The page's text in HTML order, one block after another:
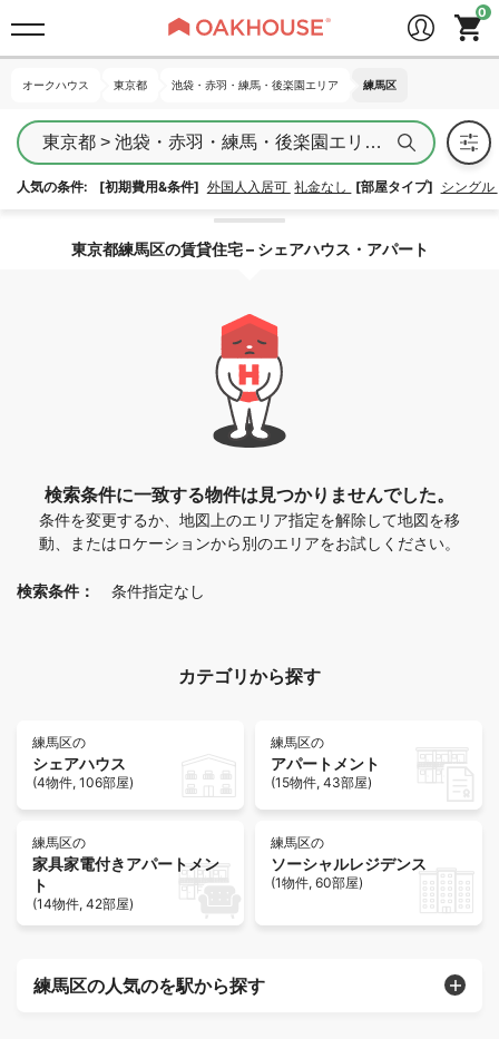
オークハウス 東京都 池袋・赤羽・練馬・後楽園エリア 練馬区
東京都 > 池袋・赤羽・練馬・後楽園エリア > 練馬区
人気の条件: [初期費用&条件] 外国人入居可 礼金なし [部屋タイプ] シングル
エリア指定を解除する
東京都練馬区の賃貸住宅 – シェアハウス・アパート
検索条件に一致する物件は見つかりませんでした。
条件を変更するか、地図上のエリア指定を解除して地図を移
動、またはロケーションから別のエリアをお試しください。
検索条件： 条件指定なし
カテゴリから探す
練馬区の
シェアハウス
(4物件, 106部屋)
練馬区の
アパートメント
(15物件, 43部屋)
練馬区の
家具家電付きアパートメン
ト
(14物件, 42部屋)
練馬区の
ソーシャルレジデンス
(1物件, 60部屋)
練馬区の人気のを駅から探す
オークハウス 東京都 池袋・赤羽・練馬・後楽園エリア 練馬区